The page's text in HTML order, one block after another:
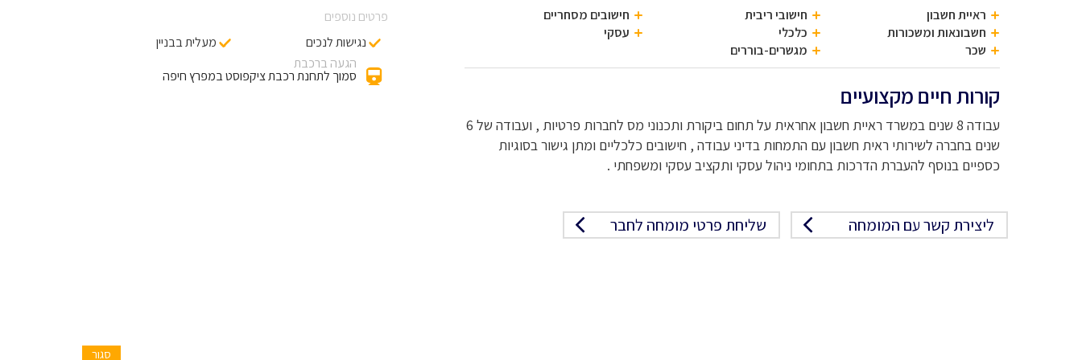
ראיית חשבון
חשבונאות ומשכורות
שכר
חישובי ריבית
כלכלי
מגשרים-בוררים
חישובים מסחריים
עסקי
קורות חיים מקצועיים
עבודה 8 שנים במשרד ראיית חשבון אחראית על תחום ביקורת ותכנוני מס לחברות פרטיות , ועבודה של 6
שנים בחברה לשירותי ראית חשבון עם התמחות בדיני עבודה , חישובים כלכליים ומתן גישור בסוגיות
כספיים בנוסף להעברת הדרכות בתחומי ניהול עסקי ותקציב עסקי ומשפחתי .
ליצירת קשר עם המומחה שליחת פרטי מומחה לחבר
פרטים נוספים
נגישות לנכים
מעלית בבניין
הגעה ברכבת
סמוך לתחנת רכבת ציקפוסט במפרץ חיפה
סגור